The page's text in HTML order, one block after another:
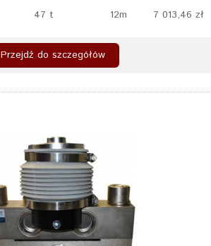
47 t 12m 7 013,46 zł
Przejdź do szczegółów